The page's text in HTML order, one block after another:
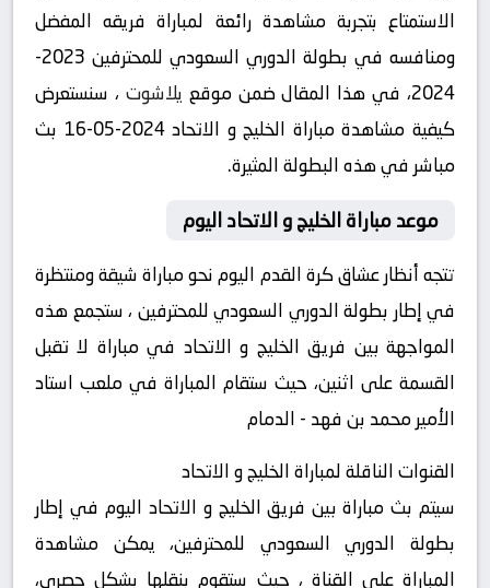
الاستمتاع بتجربة مشاهدة رائعة لمباراة فريقه المفضل
ومنافسه في بطولة الدوري السعودي للمحترفين 2023-
2024، في هذا المقال ضمن موقع
يلاشوت ، سنستعرض
كيفية مشاهدة مباراة الخليج و الاتحاد 2024-05-16 بث
مباشر في هذه البطولة المثيرة.
موعد مباراة الخليج و الاتحاد اليوم
تتجه أنظار عشاق كرة القدم اليوم نحو مباراة شيقة ومنتظرة
في إطار بطولة الدوري السعودي للمحترفين ، ستجمع هذه
المواجهة بين فريق الخليج و الاتحاد في مباراة لا تقبل
القسمة على اثنين، حيث ستقام المباراة في ملعب استاد
الأمير محمد بن فهد - الدمام
القنوات الناقلة لمباراة الخليج و الاتحاد
سيتم بث مباراة بين فريق الخليج و الاتحاد اليوم في إطار
بطولة الدوري السعودي للمحترفين، يمكن مشاهدة
المباراة على القناة ، حيث ستقوم بنقلها بشكل حصري،